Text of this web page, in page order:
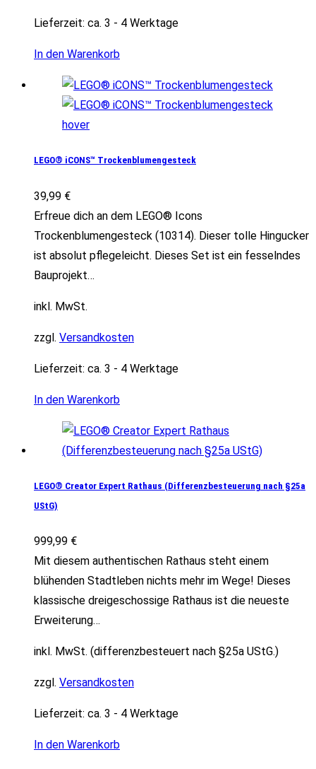
Lieferzeit: ca. 3 - 4 Werktage
In den Warenkorb
LEGO® iCONS™ Trockenblumengesteck
39,99 €
Erfreue dich an dem LEGO® Icons
Trockenblumengesteck (10314). Dieser tolle Hingucker
ist absolut pflegeleicht. Dieses Set ist ein fesselndes
Bauprojekt…
inkl. MwSt.
zzgl. Versandkosten
Lieferzeit: ca. 3 - 4 Werktage
In den Warenkorb
LEGO® Creator Expert Rathaus (Differenzbesteuerung nach §25a
UStG)
999,99 €
Mit diesem authentischen Rathaus steht einem
blühenden Stadtleben nichts mehr im Wege! Dieses
klassische dreigeschossige Rathaus ist die neueste
Erweiterung…
inkl. MwSt. (differenzbesteuert nach §25a UStG.)
zzgl. Versandkosten
Lieferzeit: ca. 3 - 4 Werktage
In den Warenkorb